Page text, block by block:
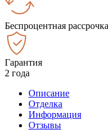
Беспроцентная рассрочка
Гарантия
2 года
Описание
Отделка
Информация
Отзывы